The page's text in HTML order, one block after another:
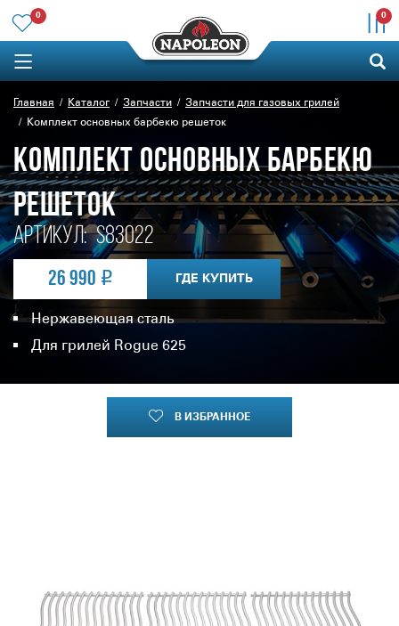
0 0
Главная Каталог Запчасти
Запчасти для газовых грилей
Комплект основных барбекю решеток
КОМПЛЕКТ ОСНОВНЫХ БАРБЕКЮ
РЕШЕТОК
Артикул: S83022
26 990 ГДЕ КУПИТЬ
Нержавеющая сталь
Для грилей Rogue 625
В ИЗБРАННОЕ